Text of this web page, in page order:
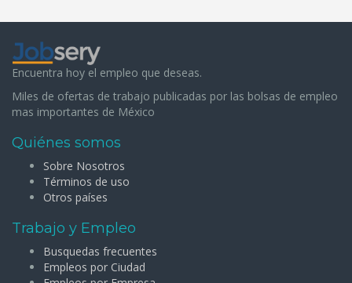
Encuentra hoy el empleo que deseas.
Miles de ofertas de trabajo publicadas por las bolsas de empleo
mas importantes de México
Quiénes somos
Sobre Nosotros
Términos de uso
Otros países
Trabajo y Empleo
Busquedas frecuentes
Empleos por Ciudad